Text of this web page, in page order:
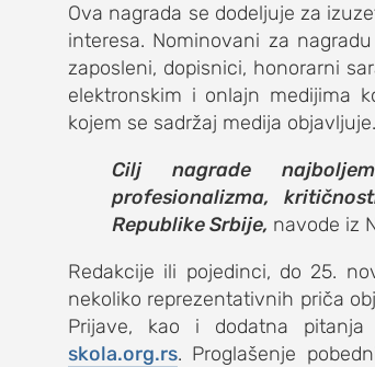
it
Ova nagrada se dodeljuje za
interesa. Nominovani za
zaposleni, dopisnici, honorarni
elektronskim i onlajn medijima
kojem se sadržaj medija objavljuje.
Cilj nagrade
profesionalizma,
Republike Srbije, navode iz
Redakcije ili pojedinci, do 25.
nekoliko reprezentativnih priča
Prijave, kao i dodatna
skola.org.rs. Proglašenje